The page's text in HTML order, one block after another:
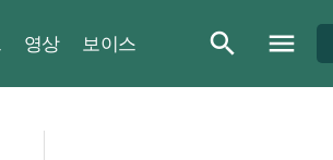
영상 보이스